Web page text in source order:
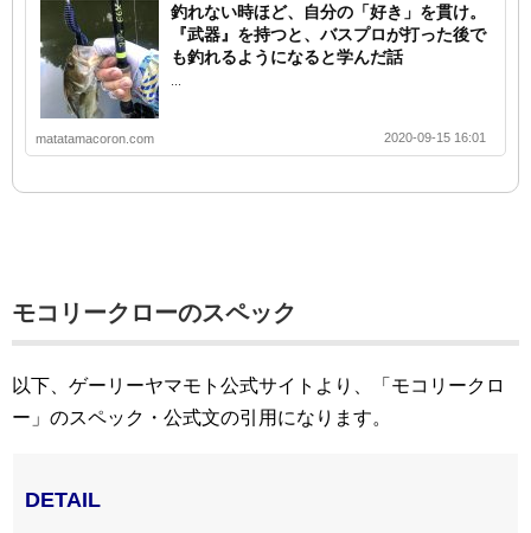
釣れない時ほど、自分の「好き」を貫け。
『武器』を持つと、バスプロが打った後で
も釣れるようになると学んだ話
matatamacoron.com 2020-09-15 16:01
モコリークローのスペック
以下、ゲーリーヤマモト公式サイトより、「モコリークロ
ー」のスペック・公式文の引用になります。
DETAIL